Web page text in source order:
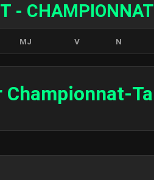
- CHAMPIONNAT
MJ V N
Championnat-